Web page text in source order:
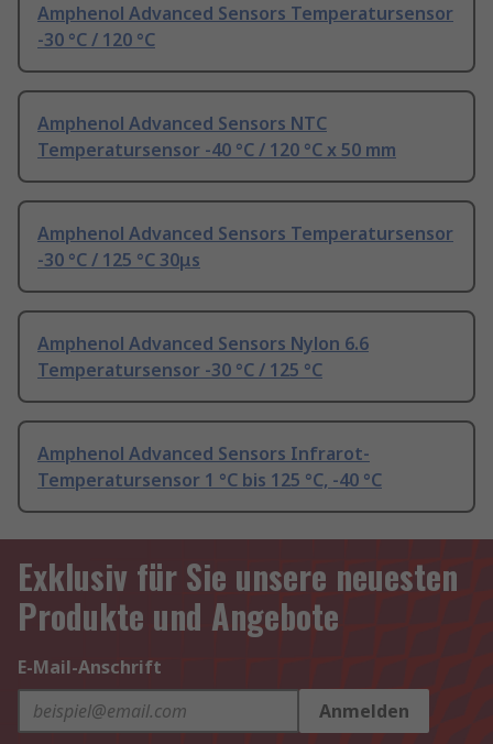
Amphenol Advanced Sensors Temperatursensor
-30 °C / 120 °C
Amphenol Advanced Sensors NTC
Temperatursensor -40 °C / 120 °C x 50 mm
Amphenol Advanced Sensors Temperatursensor
-30 °C / 125 °C 30μs
Amphenol Advanced Sensors Nylon 6.6
Temperatursensor -30 °C / 125 °C
Amphenol Advanced Sensors Infrarot-
Temperatursensor 1 °C bis 125 °C, -40 °C
Exklusiv für Sie unsere neuesten
Produkte und Angebote
E-Mail-Anschrift
Anmelden